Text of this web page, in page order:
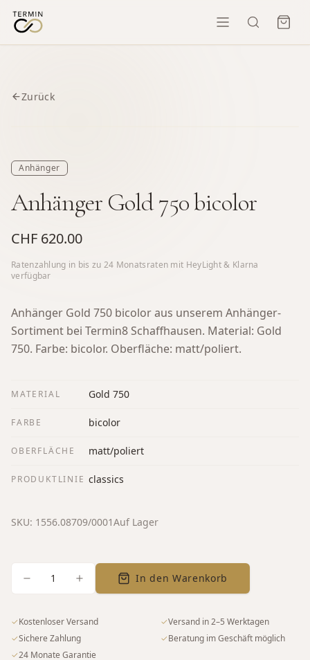
Zurück
Anhänger
Anhänger Gold 750 bicolor
CHF 620.00
Ratenzahlung in bis zu 24 Monatsraten mit HeyLight & Klarna
verfügbar
Anhänger Gold 750 bicolor aus unserem Anhänger-
Sortiment bei Termin8 Schaffhausen. Material: Gold
750. Farbe: bicolor. Oberfläche: matt/poliert.
MATERIAL Gold 750
FARBE bicolor
OBERFLÄCHE matt/poliert
PRODUKTLINIE classics
SKU: 1556.08709/0001Auf Lager
1 In den Warenkorb
✓Kostenloser Versand ✓Versand in 2–5 Werktagen
✓Sichere Zahlung ✓Beratung im Geschäft möglich
✓24 Monate Garantie